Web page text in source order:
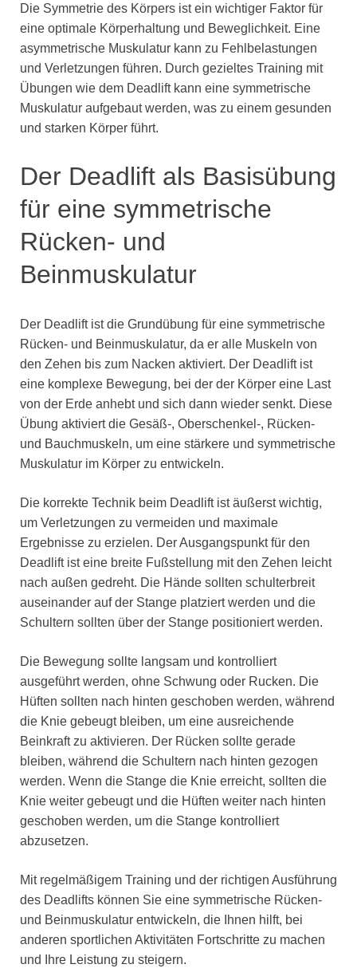
Die Symmetrie des Körpers ist ein wichtiger Faktor für
eine optimale Körperhaltung und Beweglichkeit. Eine
asymmetrische Muskulatur kann zu Fehlbelastungen
und Verletzungen führen. Durch gezieltes Training mit
Übungen wie dem Deadlift kann eine symmetrische
Muskulatur aufgebaut werden, was zu einem gesunden
und starken Körper führt.
Der Deadlift als Basisübung
für eine symmetrische
Rücken- und
Beinmuskulatur
Der Deadlift ist die Grundübung für eine symmetrische
Rücken- und Beinmuskulatur, da er alle Muskeln von
den Zehen bis zum Nacken aktiviert. Der Deadlift ist
eine komplexe Bewegung, bei der der Körper eine Last
von der Erde anhebt und sich dann wieder senkt. Diese
Übung aktiviert die Gesäß-, Oberschenkel-, Rücken-
und Bauchmuskeln, um eine stärkere und symmetrische
Muskulatur im Körper zu entwickeln.
Die korrekte Technik beim Deadlift ist äußerst wichtig,
um Verletzungen zu vermeiden und maximale
Ergebnisse zu erzielen. Der Ausgangspunkt für den
Deadlift ist eine breite Fußstellung mit den Zehen leicht
nach außen gedreht. Die Hände sollten schulterbreit
auseinander auf der Stange platziert werden und die
Schultern sollten über der Stange positioniert werden.
Die Bewegung sollte langsam und kontrolliert
ausgeführt werden, ohne Schwung oder Rucken. Die
Hüften sollten nach hinten geschoben werden, während
die Knie gebeugt bleiben, um eine ausreichende
Beinkraft zu aktivieren. Der Rücken sollte gerade
bleiben, während die Schultern nach hinten gezogen
werden. Wenn die Stange die Knie erreicht, sollten die
Knie weiter gebeugt und die Hüften weiter nach hinten
geschoben werden, um die Stange kontrolliert
abzusetzen.
Mit regelmäßigem Training und der richtigen Ausführung
des Deadlifts können Sie eine symmetrische Rücken-
und Beinmuskulatur entwickeln, die Ihnen hilft, bei
anderen sportlichen Aktivitäten Fortschritte zu machen
und Ihre Leistung zu steigern.